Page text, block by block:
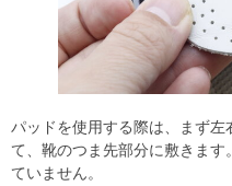
パッドを使用する際は、まず
て、靴のつま先部分に敷きま
ていません。